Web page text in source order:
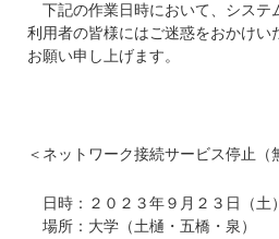
下記の作業日時において、システ
利用者の皆様にはご迷惑をおかけ
お願い申し上げます。
= 記
＜ネットワーク接続サービス停止（
日時：２０２３年９月２３日（土
場所：大学（土樋・五橋・泉）